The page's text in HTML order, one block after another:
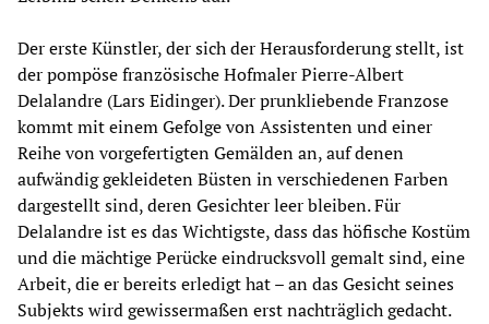
Der erste Künstler, der sich der Herausforderung stellt, ist
der pompöse französische Hofmaler Pierre-Albert
Delalandre (Lars Eidinger). Der prunkliebende Franzose
kommt mit einem Gefolge von Assistenten und einer
Reihe von vorgefertigten Gemälden an, auf denen
aufwändig gekleideten Büsten in verschiedenen Farben
dargestellt sind, deren Gesichter leer bleiben. Für
Delalandre ist es das Wichtigste, dass das höfische Kostüm
und die mächtige Perücke eindrucksvoll gemalt sind, eine
Arbeit, die er bereits erledigt hat – an das Gesicht seines
Subjekts wird gewissermaßen erst nachträglich gedacht.